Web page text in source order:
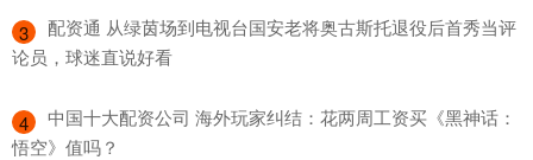
3
​配资通 从绿茵场到电视台国安老将奥古斯托退役后首秀当评
论员，球迷直说好看
4
​中国十大配资公司 海外玩家纠结：花两周工资买《黑神话：
悟空》值吗？